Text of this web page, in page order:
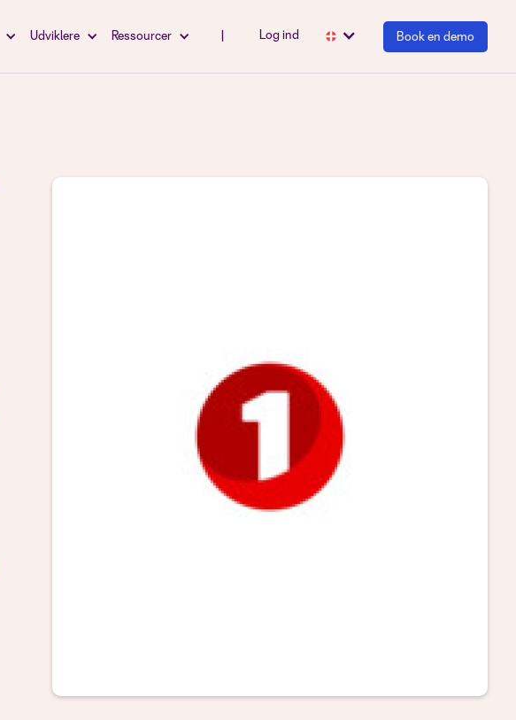
Udviklere Ressourcer Log ind Book en demo